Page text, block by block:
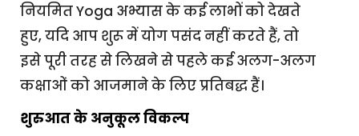
नियमित Yoga अभ्यास के कई लाभों को देखते
हुए, यदि आप शुरू में योग पसंद नहीं करते हैं, तो
इसे पूरी तरह से लिखने से पहले कई अलग-अलग
कक्षाओं को आजमाने के लिए प्रतिबद्ध हैं।
शुरुआत के अनुकूल विकल्प